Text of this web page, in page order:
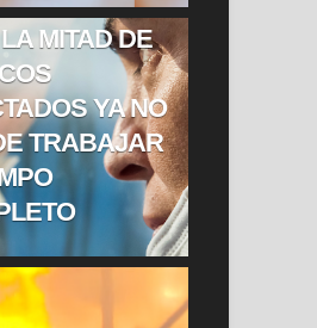
MITAD DE
YA NO
TRABAJAR